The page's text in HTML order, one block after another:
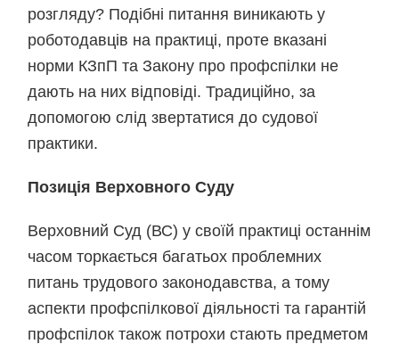
розгляду? Подібні питання виникають у
роботодавців на практиці, проте вказані
норми КЗпП та Закону про профспілки не
дають на них відповіді. Традиційно, за
допомогою слід звертатися до судової
практики.
Позиція Верховного Суду
Верховний Суд (ВС) у своїй практиці останнім
часом торкається багатьох проблемних
питань трудового законодавства, а тому
аспекти профспілкової діяльності та гарантій
профспілок також потрохи стають предметом